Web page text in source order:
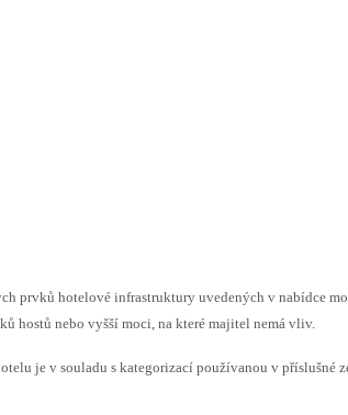
prvků hotelové infrastruktury uvedených v nabídce
hostů nebo vyšší moci, na které majitel nemá vliv.
je v souladu s kategorizací používanou v příslušné